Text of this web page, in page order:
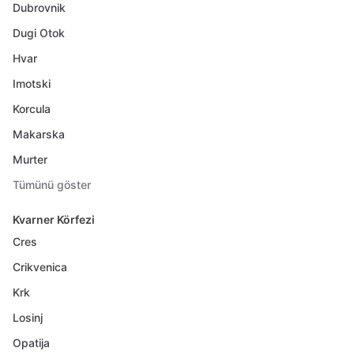
Dubrovnik
Dugi Otok
Hvar
Imotski
Korcula
Makarska
Murter
Tümünü göster
Kvarner Körfezi
Cres
Crikvenica
Krk
Losinj
Opatija